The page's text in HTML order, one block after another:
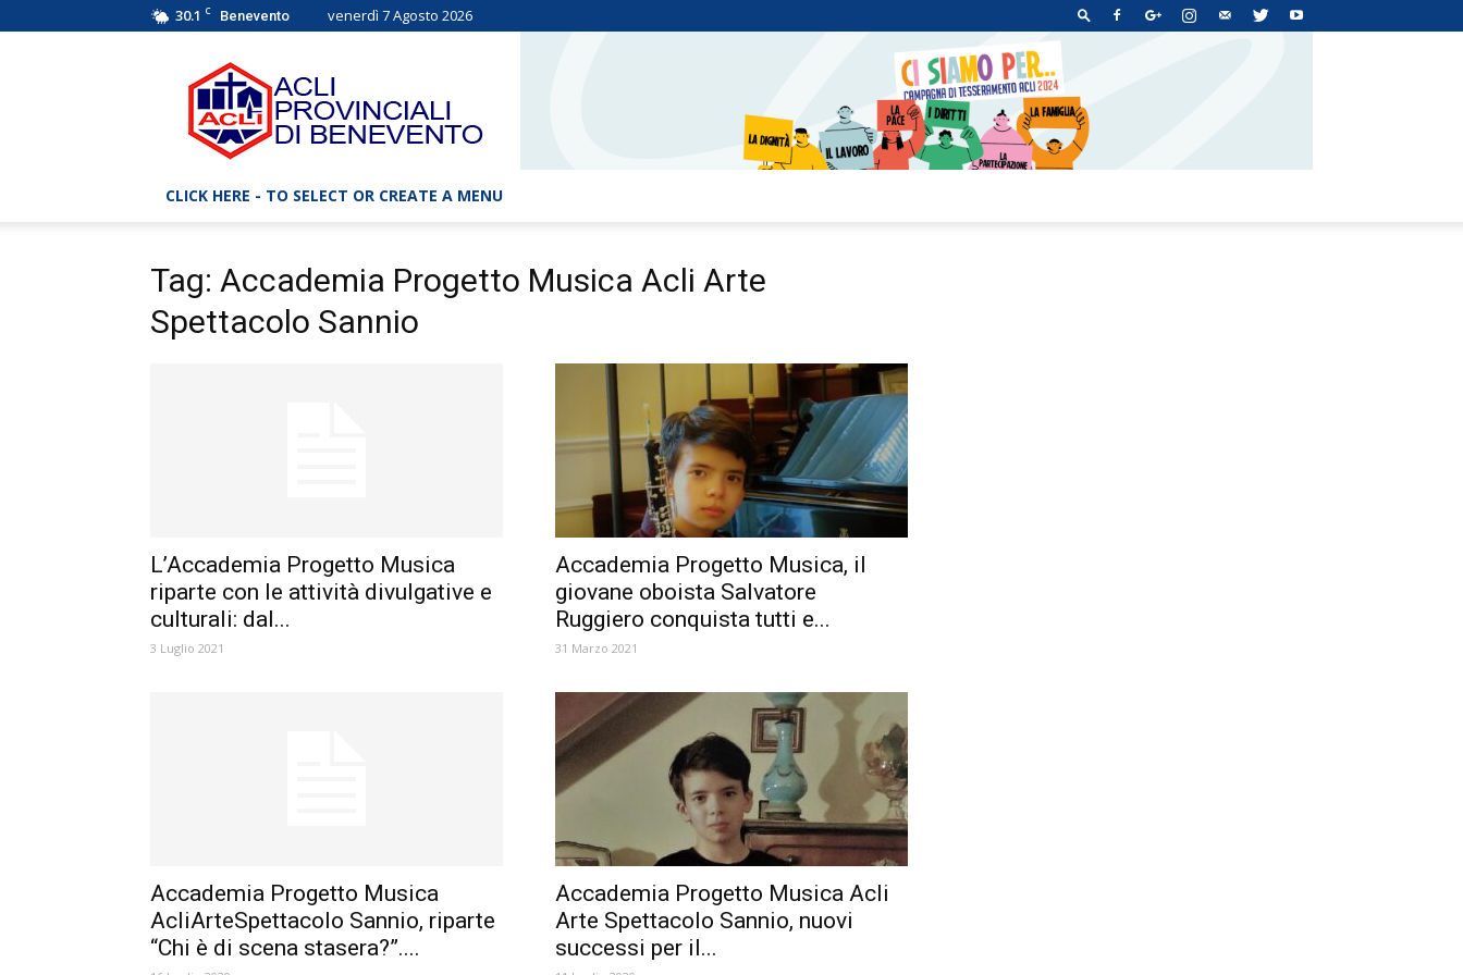
30.1 C Benevento venerdì 7 Agosto 2026
ACLI
Benevento
–
Associazioni
Cristiane
Lavoratori
CLICK HERE - TO SELECT OR CREATE A MENU
Tag: Accademia Progetto Musica Acli Arte
Spettacolo Sannio
L’Accademia Progetto Musica
riparte con le attività divulgative e
culturali: dal...
3 Luglio 2021
Accademia Progetto Musica, il
giovane oboista Salvatore
Ruggiero conquista tutti e...
31 Marzo 2021
Accademia Progetto Musica
AcliArteSpettacolo Sannio, riparte
“Chi è di scena stasera?”....
Accademia Progetto Musica Acli
Arte Spettacolo Sannio, nuovi
successi per il...